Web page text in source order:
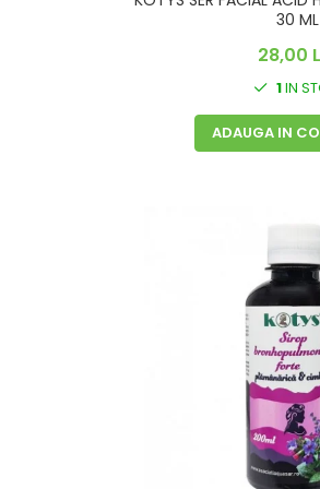
30 ML
28,00
1IN
ADAUGA IN